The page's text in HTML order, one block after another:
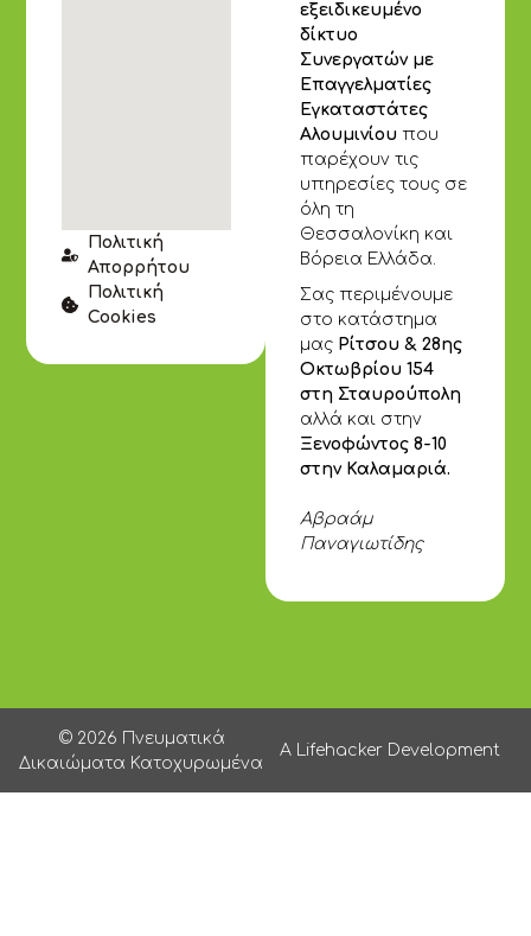
εξειδικευμένο
δίκτυο
Συνεργατών με
Επαγγελματίες
Εγκαταστάτες
Αλουμινίου που
παρέχουν τις
υπηρεσίες τους σε
όλη τη
Θεσσαλονίκη και
Βόρεια Ελλάδα.
Σας περιμένουμε
στο κατάστημα
μας Ρίτσου & 28ης
Οκτωβρίου 154
στη Σταυρούπολη
αλλά και στην
Ξενοφώντος 8-10
στην Καλαμαριά.
Αβραάμ
Παναγιωτίδης
Πολιτική
Απορρήτου
Πολιτική
Cookies
© 2026 Πνευματικά
Δικαιώματα Κατοχυρωμένα
A Lifehacker Development